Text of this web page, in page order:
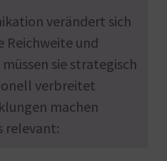
verändert sich
Reichweite und
sie strategisch
verbreitet
machen
relevant: